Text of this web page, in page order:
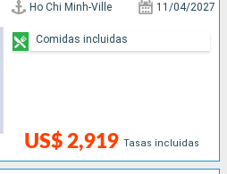
Ho Chi Minh-Ville 11/04/2027
US$ 2,919 Tasas incluidas
Comidas incluidas